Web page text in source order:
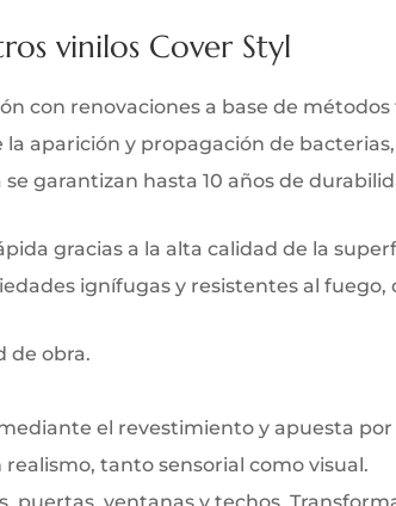
vinilos Cover Styl
con renovaciones a base de
aparición y propagación de
se garantizan hasta 10 años de
gracias a la alta calidad de la
ignífugas y resistentes al
de obra.
el revestimiento y apuesta
tanto sensorial como visual.